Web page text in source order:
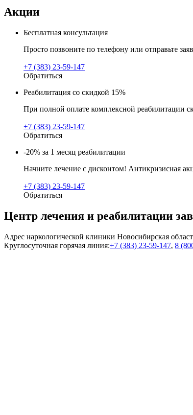
Акции
Бесплатная консультация
Просто позвоните по телефону или отправьте
+7 (383) 23-59-147
Обратиться
Реабилитация со скидкой 15%
При полной оплате комплексной реабилитации
+7 (383) 23-59-147
Обратиться
-20% за 1 месяц реабилитации
Начните лечение с дисконтом! Антикризисная
+7 (383) 23-59-147
Обратиться
Центр лечения и реабилитации
Адрес наркологической клиники Новосибирская
Круглосуточная горячая линия:+7 (383) 23-59-147, 8